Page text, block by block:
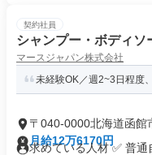
契約社員
シャンプー・ボディソ
マースジャパン株式会社
未経験OK／週2~3日程度
〒040-0000北海道函館
月給12万6170円
求めている人材 ✅ 普